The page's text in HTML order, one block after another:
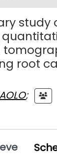
study
root
;